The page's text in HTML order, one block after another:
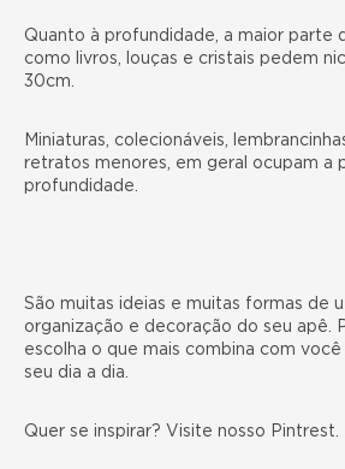
Quanto à profundidade, a maior parte
como livros, louças e cristais pedem
30cm.
Miniaturas, colecionáveis,
retratos menores, em geral ocupam a
profundidade.
São muitas ideias e muitas formas de
organização e decoração do seu apê.
escolha o que mais combina com
seu dia a dia.
Quer se inspirar? Visite nosso Pintrest.